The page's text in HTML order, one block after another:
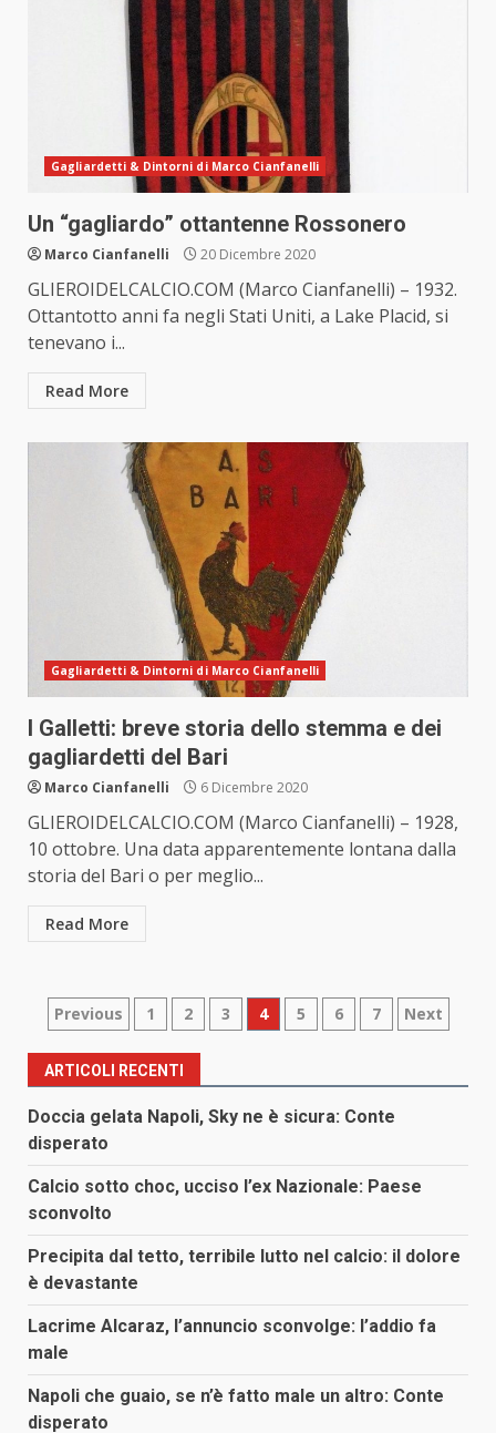
Gagliardetti & Dintorni di Marco Cianfanelli
Un “gagliardo” ottantenne Rossonero
Marco Cianfanelli 20 Dicembre 2020
GLIEROIDELCALCIO.COM (Marco Cianfanelli) – 1932.
Ottantotto anni fa negli Stati Uniti, a Lake Placid, si
tenevano i...
Read More
Gagliardetti & Dintorni di Marco Cianfanelli
I Galletti: breve storia dello stemma e dei
gagliardetti del Bari
Marco Cianfanelli 6 Dicembre 2020
GLIEROIDELCALCIO.COM (Marco Cianfanelli) – 1928,
10 ottobre. Una data apparentemente lontana dalla
storia del Bari o per meglio...
Read More
Paginazione
degli
articoli
Previous 1 2 3 4 5 6 7 Next
ARTICOLI RECENTI
Doccia gelata Napoli, Sky ne è sicura: Conte
disperato
Calcio sotto choc, ucciso l’ex Nazionale: Paese
sconvolto
Precipita dal tetto, terribile lutto nel calcio: il dolore
è devastante
Lacrime Alcaraz, l’annuncio sconvolge: l’addio fa
male
Napoli che guaio, se n’è fatto male un altro: Conte
disperato